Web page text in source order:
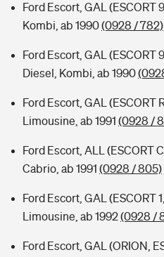
Ford Escort, GAL (ESCORT
Kombi, ab 1990(0928 / 782)
Ford Escort, GAL (ESCORT
Diesel, Kombi, ab 1990
Ford Escort, GAL (ESCORT
Limousine, ab 1991 (0928 /
Ford Escort, ALL (ESCORT
Cabrio, ab 1991 (0928 / 805)
Ford Escort, GAL (ESCORT
Limousine, ab 1992(0928 /
Ford Escort, GAL (ORION,